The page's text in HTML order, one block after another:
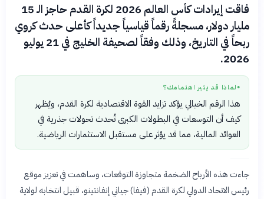
فاقت إيرادات كأس العالم 2026 لكرة القدم حاجز الـ 15
مليار دولار، مسجلةً رقماً قياسياً جديداً كأعلى حدث كروي
ربحاً في التاريخ، وذلك وفقاً لصحيفة الخليج في 21 يوليو
2026.
● لماذا قد يثير اهتمامك؟
هذا الرقم الخيالي يؤكد تزايد القوة الاقتصادية لكرة القدم، ويُظهر
كيف أن التوسعات في البطولات الكبرى تُحدث تحولات جذرية في
العوائد المالية، مما قد يؤثر على مستقبل الاستثمارات الرياضية.
جاءت هذه الأرباح الضخمة متجاوزة التوقعات، وساهمت في تعزيز موقع
رئيس الاتحاد الدولي لكرة القدم (فيفا) جياني إنفانتينو، قبيل انتخابه لولاية